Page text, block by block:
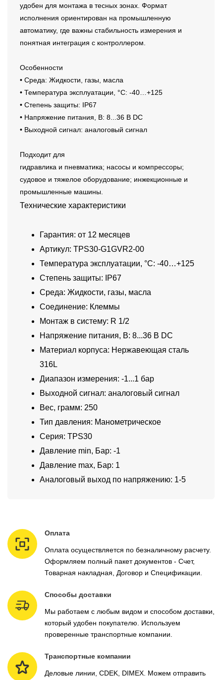
удобен для монтажа в тесных зонах. Формат
исполнения ориентирован на промышленную
автоматику, где важны стабильность измерения и
понятная интеграция с контроллером.
Особенности
• Среда: Жидкости, газы, масла
• Температура эксплуатации, °C: -40…+125
• Степень защиты: IP67
• Напряжение питания, В: 8...36 В DC
• Выходной сигнал: аналоговый сигнал
Подходит для
гидравлика и пневматика; насосы и компрессоры;
судовое и тяжелое оборудование; инжекционные и
промышленные машины.
Технические характеристики
Гарантия: от 12 месяцев
Артикул: TPS30-G1GVR2-00
Температура эксплуатации, °C: -40…+125
Степень защиты: IP67
Среда: Жидкости, газы, масла
Соединение: Клеммы
Монтаж в систему: R 1/2
Напряжение питания, В: 8...36 В DC
Материал корпуса: Нержавеющая сталь
316L
Диапазон измерения: -1...1 бар
Выходной сигнал: аналоговый сигнал
Вес, грамм: 250
Тип давления: Манометрическое
Серия: TPS30
Давление min, Бар: -1
Давление max, Бар: 1
Аналоговый выход по напряжению: 1-5
Оплата
Оплата осуществляется по безналичному расчету.
Оформляем полный пакет документов - Счет,
Товарная накладная, Договор и Спецификации.
Способы доставки
Мы работаем с любым видом и способом доставки,
который удобен покупателю. Используем
проверенные транспортные компании.
Транспортные компании
Деловые линии, CDEK, DIMEX. Можем отправить